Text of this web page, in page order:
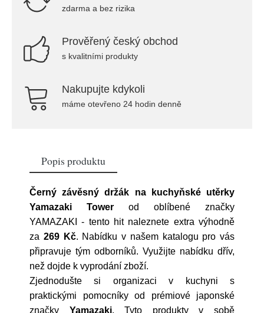
zdarma a bez rizika
Prověřený český obchod
s kvalitními produkty
Nakupujte kdykoli
máme otevřeno 24 hodin denně
Popis produktu
Černý závěsný držák na kuchyňské utěrky
Yamazaki Tower od oblíbené značky
YAMAZAKI
- tento hit naleznete extra výhodně
za 269 Kč. Nabídku v našem katalogu pro vás
připravuje tým odborníků. Využijte nabídku dřív,
než dojde k vyprodání zboží.
Zjednodušte si organizaci v kuchyni s
praktickými pomocníky od prémiové japonské
značky Yamazaki. Tyto produkty v sobě